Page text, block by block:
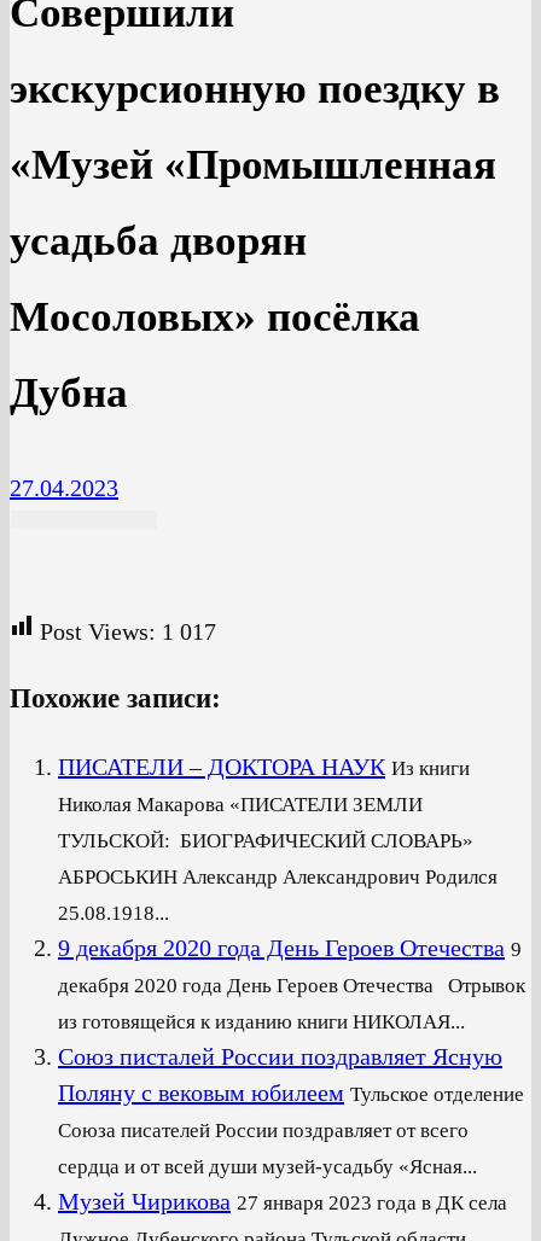
Cовершили
экскурсионную поездку в
«Музей «Промышленная
усадьба дворян
Мосоловых» посёлка
Дубна
27.04.2023
Post Views: 1 017
Похожие записи:
ПИСАТЕЛИ – ДОКТОРА НАУК Из книги
Николая Макарова «ПИСАТЕЛИ ЗЕМЛИ
ТУЛЬСКОЙ: БИОГРАФИЧЕСКИЙ СЛОВАРЬ»
АБРОСЬКИН Александр Александрович Родился
25.08.1918...
9 декабря 2020 года День Героев Отечества 9
декабря 2020 года День Героев Отечества Отрывок
из готовящейся к изданию книги НИКОЛАЯ...
Союз писталей России поздравляет Ясную
Поляну с вековым юбилеем Тульское отделение
Союза писателей России поздравляет от всего
сердца и от всей души музей-усадьбу «Ясная...
Музей Чирикова 27 января 2023 года в ДК села